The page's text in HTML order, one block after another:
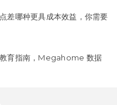
差哪种更具成本效益，你需要
教育指南，Megahome 数据